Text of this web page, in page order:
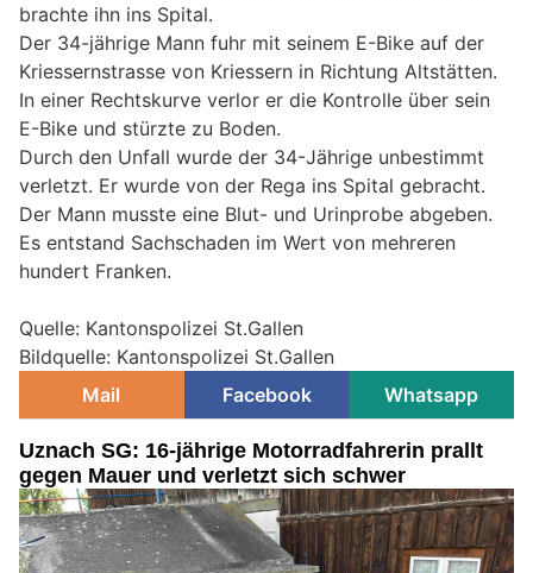
brachte ihn ins Spital.
Der 34-jährige Mann fuhr mit seinem E-Bike auf der
Kriessernstrasse von Kriessern in Richtung Altstätten.
In einer Rechtskurve verlor er die Kontrolle über sein
E-Bike und stürzte zu Boden.
Durch den Unfall wurde der 34-Jährige unbestimmt
verletzt. Er wurde von der Rega ins Spital gebracht.
Der Mann musste eine Blut- und Urinprobe abgeben.
Es entstand Sachschaden im Wert von mehreren
hundert Franken.
Quelle: Kantonspolizei St.Gallen
Bildquelle: Kantonspolizei St.Gallen
Mail
Facebook Whatsapp
Uznach SG: 16-jährige Motorradfahrerin prallt
gegen Mauer und verletzt sich schwer